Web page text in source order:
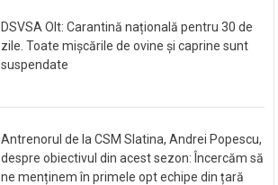
DSVSA Olt: Carantină națională pentru 30 de
zile. Toate mișcările de ovine și caprine sunt
suspendate
Antrenorul de la CSM Slatina, Andrei Popescu,
despre obiectivul din acest sezon: Încercăm să
ne menținem în primele opt echipe din țară